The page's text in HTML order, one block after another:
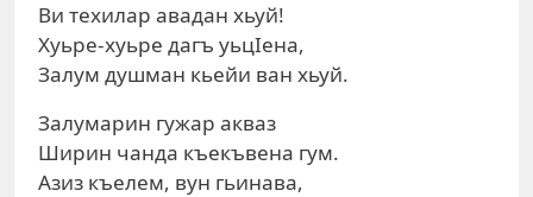
Ви техилар авадан хьуй!
Хуьре-хуьре дагъ уьцIена,
Залум душман кьейи ван хьуй.
Залумарин гужар акваз
Ширин чанда къекъвена гум.
Азиз къелем, вун гьинава,